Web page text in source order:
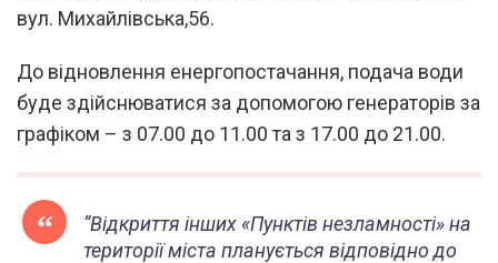
вул. Михайлівська,56.
До відновлення енергопостачання, подача води
буде здійснюватися за допомогою генераторів за
графіком – з 07.00 до 11.00 та з 17.00 до 21.00.
“Відкриття інших «Пунктів незламності» на
території міста планується відповідно до